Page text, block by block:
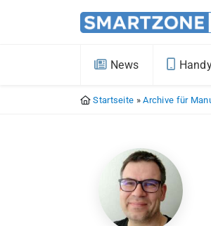
News
Startseite »Archive für